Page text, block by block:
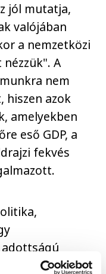
jól mutatja,
valójában
a nemzetközi
A
nem
hiszen azok
amelyekben
eső GDP, a
fekvés
amelynek